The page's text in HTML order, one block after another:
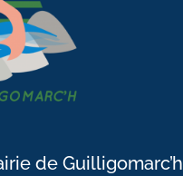
de Guilligomarc’h